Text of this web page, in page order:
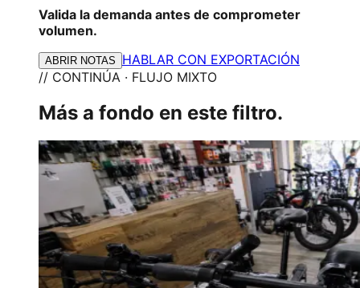
Valida la demanda antes de comprometer
volumen.
ABRIR NOTAS
HABLAR CON EXPORTACIÓN
// CONTINÚA · FLUJO MIXTO
Más a fondo en este filtro.